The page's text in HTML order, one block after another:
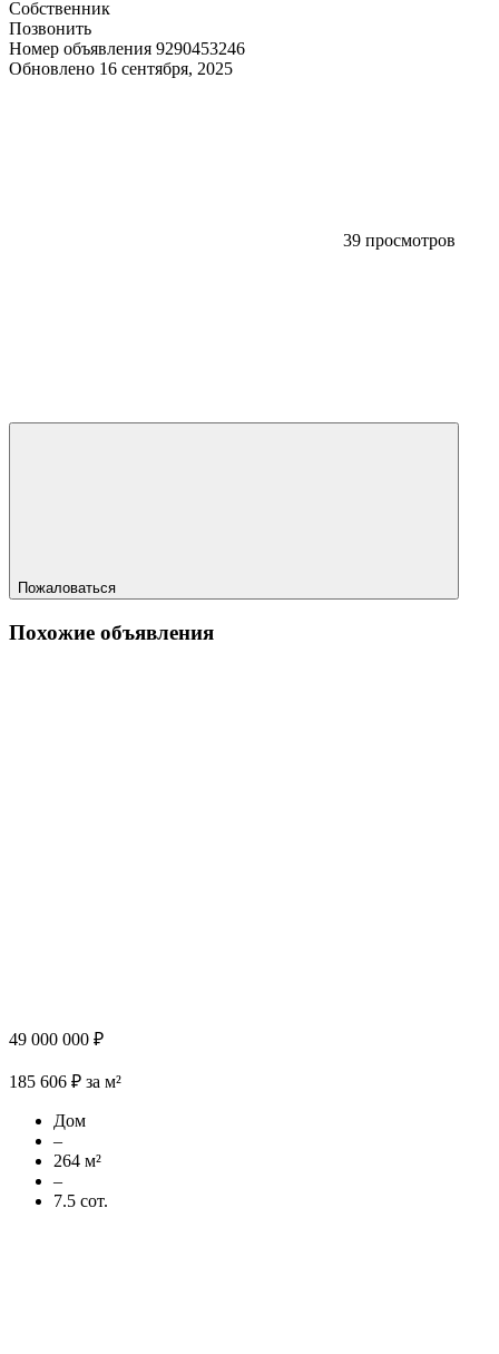
Собственник
Позвонить
Номер объявления 9290453246
Обновлено 16 сентября, 2025
39 просмотров
Пожаловаться
Похожие объявления
49 000 000 ₽
185 606 ₽ за м²
Дом
–
264 м²
–
7.5 сот.